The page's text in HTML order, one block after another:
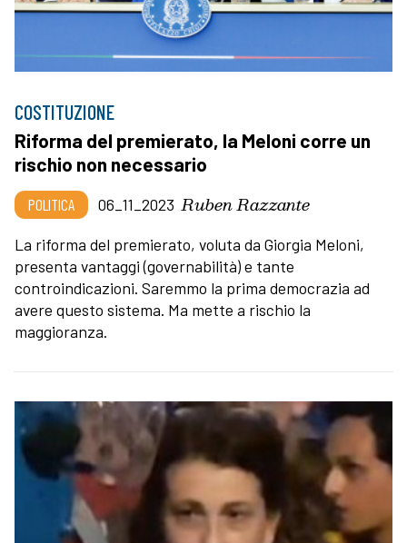
COSTITUZIONE
Riforma del premierato, la Meloni corre un
rischio non necessario
POLITICA 06_11_2023 Ruben Razzante
La riforma del premierato, voluta da Giorgia Meloni,
presenta vantaggi (governabilità) e tante
controindicazioni. Saremmo la prima democrazia ad
avere questo sistema. Ma mette a rischio la
maggioranza.